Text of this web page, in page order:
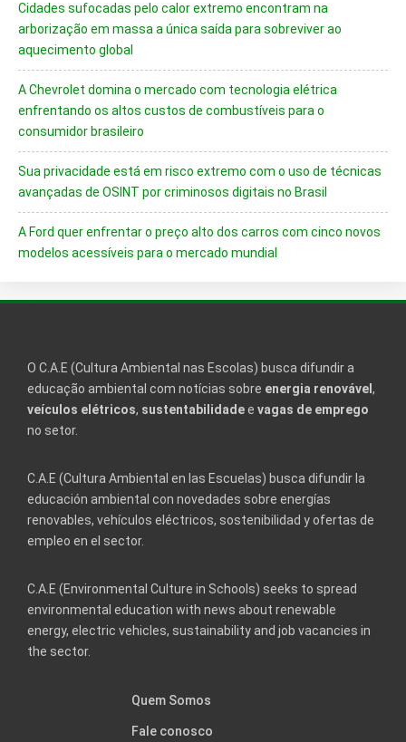
Cidades sufocadas pelo calor extremo encontram na
arborização em massa a única saída para sobreviver ao
aquecimento global
A Chevrolet domina o mercado com tecnologia elétrica
enfrentando os altos custos de combustíveis para o
consumidor brasileiro
Sua privacidade está em risco extremo com o uso de técnicas
avançadas de OSINT por criminosos digitais no Brasil
A Ford quer enfrentar o preço alto dos carros com cinco novos
modelos acessíveis para o mercado mundial
O C.A.E (Cultura Ambiental nas Escolas) busca difundir a
educação ambiental com notícias sobre energia renovável ,
veículos elétricos, sustentabilidadee vagas de emprego
no setor.
C.A.E (Cultura Ambiental en las Escuelas) busca difundir la
educación ambiental con novedades sobre energías
renovables, vehículos eléctricos, sostenibilidad y ofertas de
empleo en el sector.
C.A.E (Environmental Culture in Schools) seeks to spread
environmental education with news about renewable
energy, electric vehicles, sustainability and job vacancies in
the sector.
Quem Somos
Fale conosco